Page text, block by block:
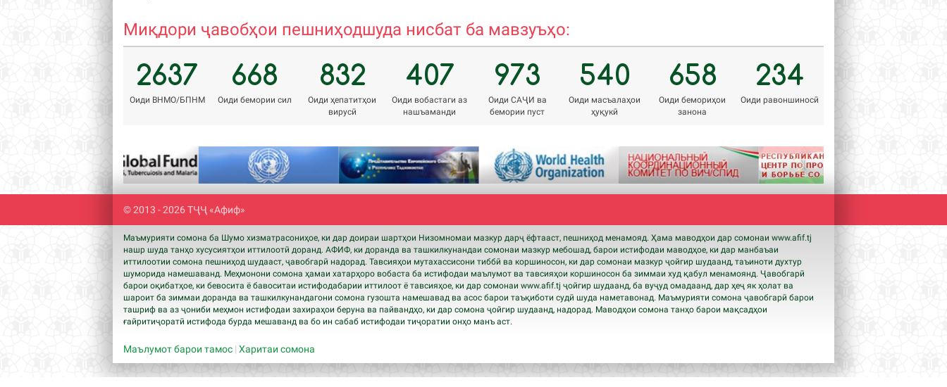
Миқдори ҷавобҳои пешниҳодшуда нисбат ба мавзуъҳо:
2637
Оиди ВНМО/БПНМ
668
Оиди бемории сил
832
Оиди ҳепатитҳои
вирусӣ
407
Оиди вобастаги аз
нашъаманди
973
Оиди САҶИ ва
бемории пуст
540
Оиди масъалаҳои
ҳуқукӣ
658
Оиди бемориҳои
занона
234
Оиди равоншиносӣ
Previous Next
© 2013 - 2026 ТҶҶ «Афиф»
Маъмурияти сомона ба Шумо хизматрасониҳое, ки дар доираи шартҳои Низомномаи мазкур дарҷ ёфтааст, пешниҳод менамояд. Ҳама маводҳои дар сомонаи www.afif.tj
нашр шуда танҳо хусусиятҳои иттилоотӣ доранд. АФИФ, ки доранда ва ташкилкунандаи сомонаи мазкур мебошад, барои истифодаи маводҳое, ки дар манбаъаи
иттилоотии сомона пешниҳод шудааст, ҷавобгарӣ надорад. Тавсияҳои мутахассисони тиббӣ ва коршиносон, ки дар сомонаи мазкур ҷойгир шудаанд, таъиноти духтур
шуморида намешаванд. Меҳмонони сомона ҳамаи хатарҳоро вобаста ба истифодаи маълумот ва тавсияҳои коршиносон ба зиммаи худ қабул менамоянд. Ҷавобгарӣ
барои оқибатҳое, ки бевосита ё бавоситаи истифодабарии иттилоот ё тавсияҳое, ки дар сомонаи www.afif.tj ҷойгир шудаанд, ба вуҷуд омадаанд, дар ҳеҷ як ҳолат ва
шароит ба зиммаи доранда ва ташкилкунандагони сомона гузошта намешавад ва асос барои таъқиботи судӣ шуда наметавонад. Маъмурияти сомона ҷавобгарӣ барои
ташриф ва аз ҷониби меҳмон истифодаи захираҳои беруна ва пайвандҳо, ки дар сомона ҷойгир шудаанд, надорад. Маводҳои сомона танҳо барои мақсадҳои
ғайритиҷоратӣ истифода бурда мешаванд ва бо ин сабаб истифодаи тиҷоратии онҳо манъ аст.
Маълумот барои тамос | Харитаи сомона